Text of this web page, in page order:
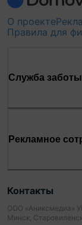
О проекте
Правила для
Служба заботы
Рекламное
Контакты
ООО «Аниксмедиа»
Минск,